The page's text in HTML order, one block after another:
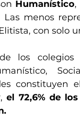
Humanístico
Las menos
con solo
los colegios
constituyen
el 72,6% de